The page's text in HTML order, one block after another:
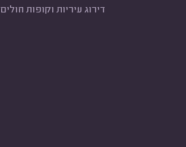
דירוג עיריות וקופות חולים